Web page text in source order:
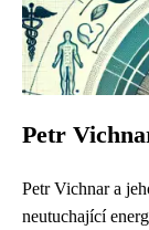
Petr
Petr Vichnar a
neutuchající